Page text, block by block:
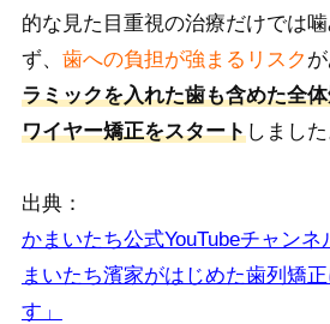
的な見た目重視の治療だけでは
ず、 歯への負担が強まるリスク
ラミックを入れた歯も含めた全
ワイヤー矯正をスタートしました
出典：
かまいたち公式YouTubeチャン
まいたち濱家がはじめた歯列矯
す」